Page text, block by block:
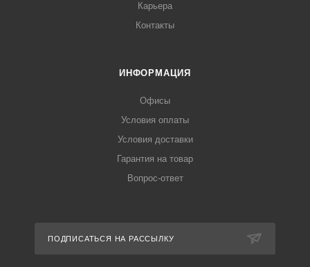
Карьера
Контакты
ИНФОРМАЦИЯ
Офисы
Условия оплаты
Условия доставки
Гарантия на товар
Вопрос-ответ
ПОДПИСАТЬСЯ НА РАССЫЛКУ